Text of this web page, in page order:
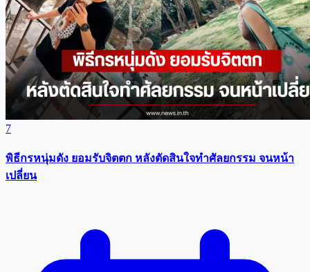
7
พิธีกรหนุ่มดัง ยอมรับจิตตก หลังตัดสินใจทำศัลยกรรม จนหน้า
เปลี่ยน